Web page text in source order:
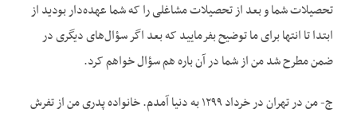
تحصیلات شما و بعد از تحصیلات مشاغلی را که شما عهده‌دار بودید از
ابتدا تا انتها برای ما توضیح بفرمایید که بعد اگر سؤال‌های دیگری در
ضمن مطرح شد من از شما در آن باره هم سؤال خواهم کرد.
ج- من در تهران در خرداد ۱۲۹۹ به دنیا آمدم. خانواده پدری من از تفرش